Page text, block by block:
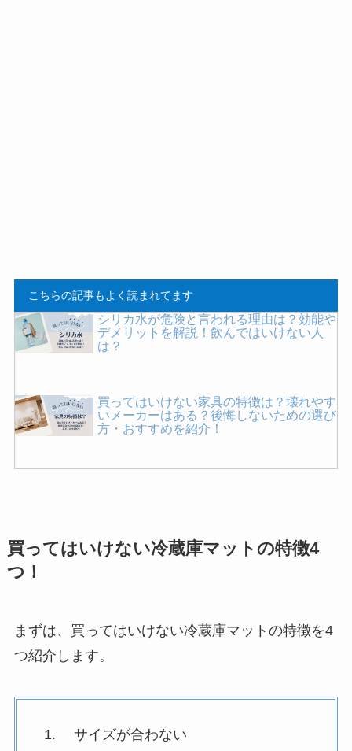
こちらの記事もよく読まれてます
シリカ水が危険と言われる理由は？効能や
デメリットを解説！飲んではいけない人
は？
買ってはいけない家具の特徴は？壊れやす
いメーカーはある？後悔しないための選び
方・おすすめを紹介！
買ってはいけない枕の特徴は？失敗した人
の口コミや後悔しないための選び方を紹
高カカオチョコレートは肝臓に悪い？危険
性やデメリットを詳しく紹介！
買ってはいけない冷蔵庫マットの特徴4
つ！
まずは、買ってはいけない冷蔵庫マットの特徴を4
つ紹介します。
サイズが合わない